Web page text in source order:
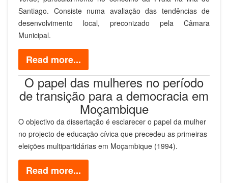
Santiago. Consiste numa avaliação das tendências de
desenvolvimento local, preconizado pela Câmara
Municipal.
Read more...
O papel das mulheres no período
de transição para a democracia em
Moçambique
O objectivo da dissertação é esclarecer o papel da mulher
no projecto de educação cívica que precedeu as primeiras
eleições multipartidárias em Moçambique (1994).
Read more...